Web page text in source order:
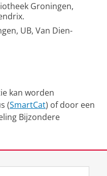
Groningen,
UB, Van Dien-
kan worden
(SmartCat) of door een
Bijzondere